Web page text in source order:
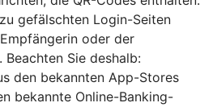
gefälschten Login-Seiten
oder der
Sie deshalb:
den bekannten App-Stores
bekannte Online-Banking-